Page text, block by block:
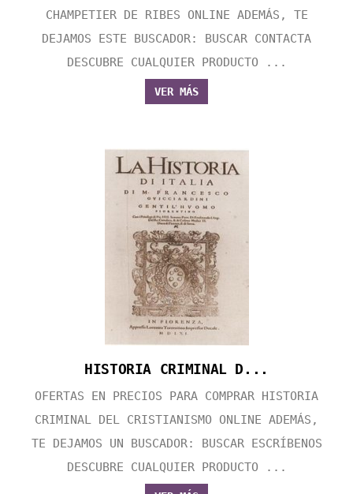
CHAMPETIER DE RIBES ONLINE ADEMÁS, TE
DEJAMOS ESTE BUSCADOR: BUSCAR CONTACTA
DESCUBRE CUALQUIER PRODUCTO ...
VER MÁS
HISTORIA CRIMINAL D...
OFERTAS EN PRECIOS PARA COMPRAR HISTORIA
CRIMINAL DEL CRISTIANISMO ONLINE ADEMÁS,
TE DEJAMOS UN BUSCADOR: BUSCAR ESCRÍBENOS
DESCUBRE CUALQUIER PRODUCTO ...